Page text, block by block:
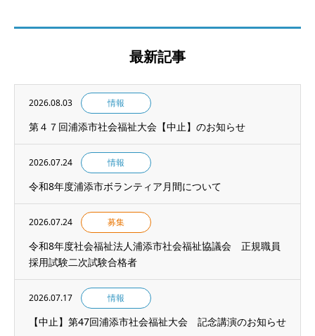
最新記事
2026.08.03 情報
第４７回浦添市社会福祉大会【中止】のお知らせ
2026.07.24 情報
令和8年度浦添市ボランティア月間について
2026.07.24 募集
令和8年度社会福祉法人浦添市社会福祉協議会 正規職員
採用試験二次試験合格者
2026.07.17 情報
【中止】第47回浦添市社会福祉大会 記念講演のお知らせ